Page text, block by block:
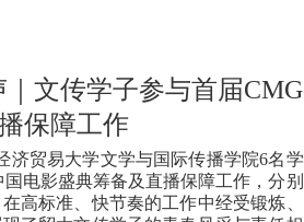
文传学子参与首届CMG
保障工作
济贸易大学文学与国际传播学院6名学
国电影盛典筹备及直播保障工作，分别
高标准、快节奏的工作中经受锻炼、